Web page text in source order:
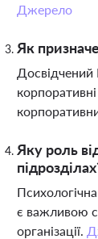
Джерело
Як
Досвідчений
Яку роль
є важливою
організації.